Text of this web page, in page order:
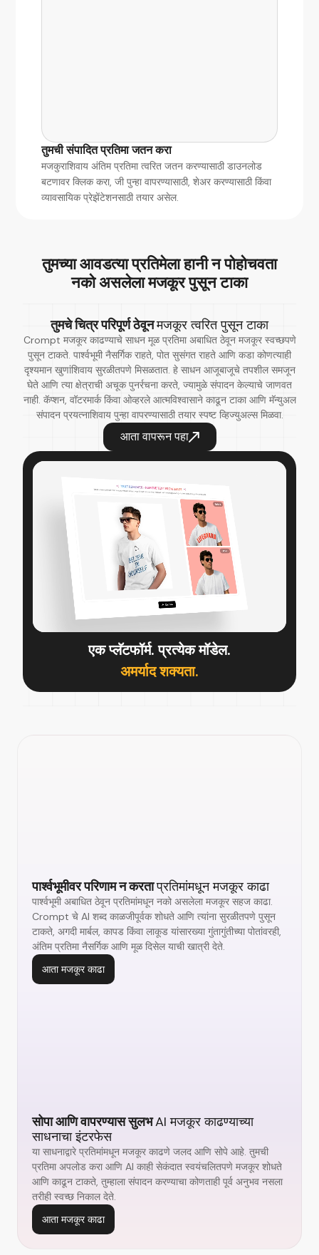
तुमची संपादित प्रतिमा जतन करा
मजकुराशिवाय अंतिम प्रतिमा त्वरित जतन करण्यासाठी डाउनलोड
बटणावर क्लिक करा, जी पुन्हा वापरण्यासाठी, शेअर करण्यासाठी किंवा
व्यावसायिक प्रेझेंटेशनसाठी तयार असेल.
तुमच्या आवडत्या प्रतिमेला हानी न पोहोचवता
नको असलेला मजकूर पुसून टाका
तुमचे चित्र परिपूर्ण ठेवूनमजकूर त्वरित पुसून टाका
Crompt मजकूर काढण्याचे साधन मूळ प्रतिमा अबाधित ठेवून मजकूर स्वच्छपणे
पुसून टाकते. पार्श्वभूमी नैसर्गिक राहते, पोत सुसंगत राहते आणि कडा कोणत्याही
दृश्यमान खुणांशिवाय सुरळीतपणे मिसळतात. हे साधन आजूबाजूचे तपशील समजून
घेते आणि त्या क्षेत्राची अचूक पुनर्रचना करते, ज्यामुळे संपादन केल्याचे जाणवत
नाही. कॅप्शन, वॉटरमार्क किंवा ओव्हरले आत्मविश्वासाने काढून टाका आणि मॅन्युअल
संपादन प्रयत्नाशिवाय पुन्हा वापरण्यासाठी तयार स्पष्ट व्हिज्युअल्स मिळवा.
आता वापरून पहा
एक प्लॅटफॉर्म. प्रत्येक मॉडेल.
अमर्याद शक्यता.
पार्श्वभूमीवर परिणाम न करताप्रतिमांमधून मजकूर काढा
पार्श्वभूमी अबाधित ठेवून प्रतिमांमधून नको असलेला मजकूर सहज काढा.
Crompt चे AI शब्द काळजीपूर्वक शोधते आणि त्यांना सुरळीतपणे पुसून
टाकते, अगदी मार्बल, कापड किंवा लाकूड यांसारख्या गुंतागुंतीच्या पोतांवरही,
अंतिम प्रतिमा नैसर्गिक आणि मूळ दिसेल याची खात्री देते.
आता मजकूर काढा
सोपा आणि वापरण्यास सुलभAI मजकूर काढण्याच्या
साधनाचा इंटरफेस
या साधनाद्वारे प्रतिमांमधून मजकूर काढणे जलद आणि सोपे आहे. तुमची
प्रतिमा अपलोड करा आणि AI काही सेकंदात स्वयंचलितपणे मजकूर शोधते
आणि काढून टाकते, तुम्हाला संपादन करण्याचा कोणताही पूर्व अनुभव नसला
तरीही स्वच्छ निकाल देते.
आता मजकूर काढा